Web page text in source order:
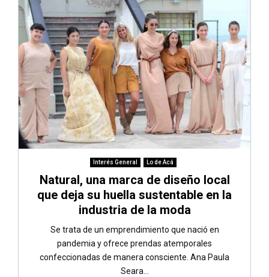
Interés General Lo de Acá
Natural, una marca de diseño local
que deja su huella sustentable en la
industria de la moda
Se trata de un emprendimiento que nació en
pandemia y ofrece prendas atemporales
confeccionadas de manera consciente. Ana Paula
Seara...